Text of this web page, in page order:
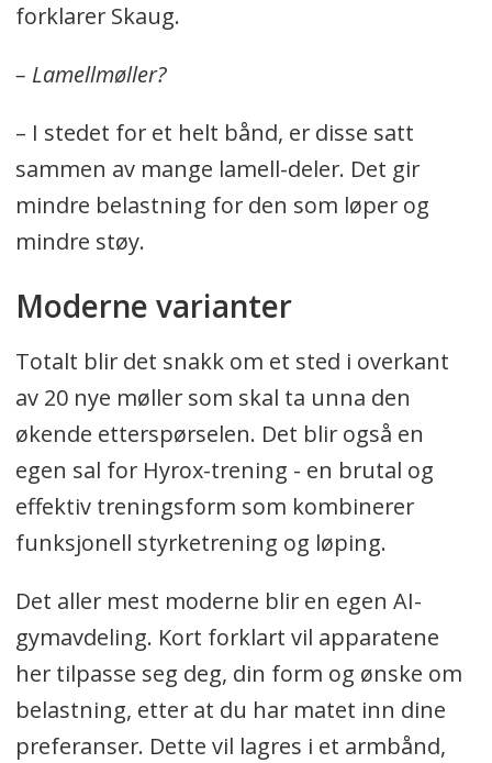
forklarer Skaug.
– Lamellmøller?
– I stedet for et helt bånd, er disse satt
sammen av mange lamell-deler. Det gir
mindre belastning for den som løper og
mindre støy.
Moderne varianter
Totalt blir det snakk om et sted i overkant
av 20 nye møller som skal ta unna den
økende etterspørselen. Det blir også en
egen sal for Hyrox-trening - en brutal og
effektiv treningsform som kombinerer
funksjonell styrketrening og løping.
Det aller mest moderne blir en egen AI-
gymavdeling. Kort forklart vil apparatene
her tilpasse seg deg, din form og ønske om
belastning, etter at du har matet inn dine
preferanser. Dette vil lagres i et armbånd,